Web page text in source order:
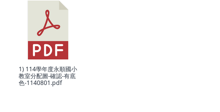
1) 114學年度永順國小
教室分配圖-確認-有底
色-1140801.pdf